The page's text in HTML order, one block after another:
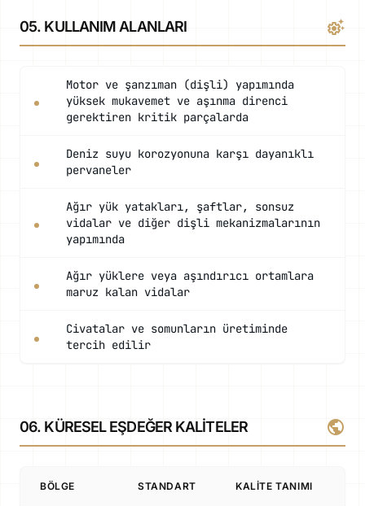
05. KULLANIM ALANLARI settings_suggest
Motor ve şanzıman (dişli) yapımında
yüksek mukavemet ve aşınma direnci
gerektiren kritik parçalarda
Deniz suyu korozyonuna karşı dayanıklı
pervaneler
Ağır yük yatakları, şaftlar, sonsuz
vidalar ve diğer dişli mekanizmalarının
yapımında
Ağır yüklere veya aşındırıcı ortamlara
maruz kalan vidalar
Civatalar ve somunların üretiminde
tercih edilir
06. KÜRESEL EŞDEĞER KALITELER public
BÖLGE STANDART KALITE TANIMI